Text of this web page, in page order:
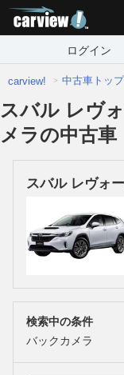
ログイン
carview! 中古車トップ
スバル レヴ
メラの中古車
スバル レヴォ
検索中の条件
バックカメラ